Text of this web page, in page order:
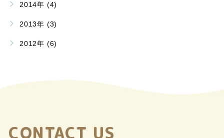
2014年 (4)
2013年 (3)
2012年 (6)
CONTACT US